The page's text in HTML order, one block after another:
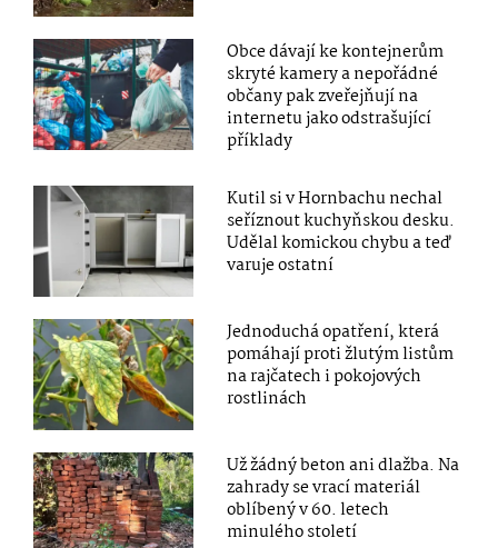
Obce dávají ke kontejnerům
skryté kamery a nepořádné
občany pak zveřejňují na
internetu jako odstrašující
příklady
Kutil si v Hornbachu nechal
seříznout kuchyňskou desku.
Udělal komickou chybu a teď
varuje ostatní
Jednoduchá opatření, která
pomáhají proti žlutým listům
na rajčatech i pokojových
rostlinách
Už žádný beton ani dlažba. Na
zahrady se vrací materiál
oblíbený v 60. letech
minulého století